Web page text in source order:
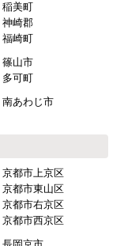
稲美町
神崎郡
福崎町
篠山市
多可町
南あわじ市
京都市上京区
京都市東山区
京都市右京区
京都市西京区